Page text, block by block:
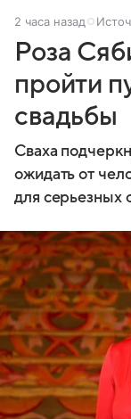
2 часа назад
Роза
пройти
свадьбы
Сваха
ожидать от
для серьезных